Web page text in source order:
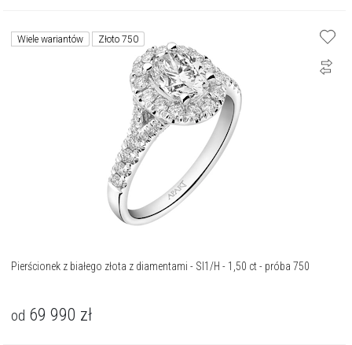
Wiele wariantów Złoto 750
Pierścionek z białego złota z diamentami - SI1/H - 1,50 ct - próba 750
od 69 990 zł